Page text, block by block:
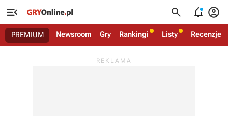
   
PREMIUM Newsroom Gry Rankingi Listy Recenzje